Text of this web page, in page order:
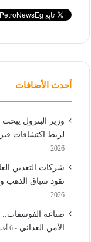
أحدث الأضافات
وزير البترول
لربط اكتشافات
2026
تقود سباق الذهب و150 شركة تنشط بالقطاع
2026
الأمن الغذائي
6 أغسطس، 2026